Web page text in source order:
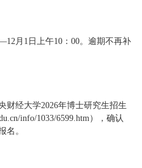
月1日上午10：00。逾期不再补
财经大学2026年博士研究生招生
info/1033/6599.htm），确认
名。